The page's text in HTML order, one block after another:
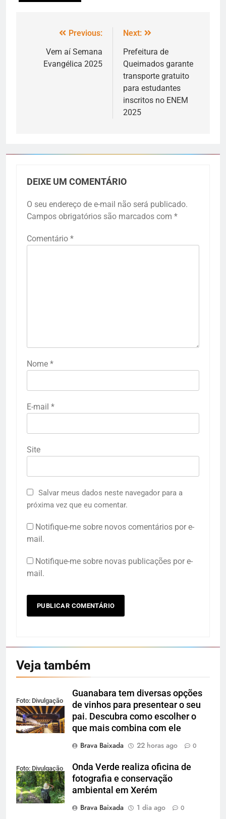
Previous:
Vem aí Semana
Evangélica 2025
Next:
Prefeitura de
Queimados garante
transporte gratuito
para estudantes
inscritos no ENEM
2025
DEIXE UM COMENTÁRIO
O seu endereço de e-mail não será publicado.
Campos obrigatórios são marcados com *
Comentário *
Nome *
E-mail *
Site
Salvar meus dados neste navegador para a
próxima vez que eu comentar.
Notifique-me sobre novos comentários por e-
mail.
Notifique-me sobre novas publicações por e-
mail.
Veja também
Foto: Divulgação
Guanabara tem diversas opções
de vinhos para presentear o seu
pai. Descubra como escolher o
que mais combina com ele
Brava Baixada
22 horas ago 0
Foto: Divulgação
Onda Verde realiza oficina de
fotografia e conservação
ambiental em Xerém
Brava Baixada
1 dia ago 0